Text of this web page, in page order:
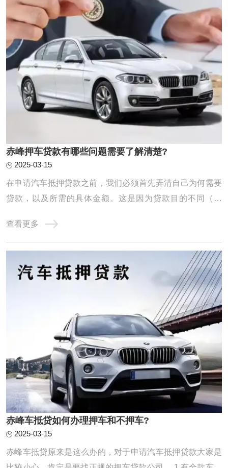
赤峰押车贷款有哪些问题需要了解清楚?
2025-03-15
在申请汽车抵押贷款之前，我们必须首先弄清自己为何需要
贷款，以及所需的具体金额。这是因为贷款目的不同（例
能力。同时，对自身未来收入、日常开支以及潜在风险进行
全面评估也至关重要。唯有在充分了解自己的还款能力的基
查看更多
赤峰车抵贷如何办理押车和不押车?
2025-03-15
赤峰车抵贷原来是这么办的，对于申请汽车抵押贷款大家是